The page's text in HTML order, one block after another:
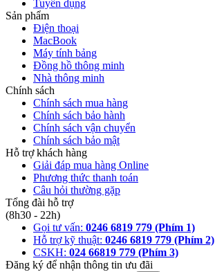
Tuyển dụng
Sản phẩm
Điện thoại
MacBook
Máy tính bảng
Đồng hồ thông minh
Nhà thông minh
Chính sách
Chính sách mua hàng
Chính sách bảo hành
Chính sách vận chuyển
Chính sách bảo mật
Hỗ trợ khách hàng
Giải đáp mua hàng Online
Phương thức thanh toán
Câu hỏi thường gặp
Tổng đài hỗ trợ
(8h30 - 22h)
Gọi tư vấn: 0246 6819 779 (Phím 1)
Hỗ trợ kỹ thuật: 0246 6819 779 (Phím 2)
CSKH: 024 66819 779 (Phím 3)
Đăng ký để nhận thông tin ưu đãi